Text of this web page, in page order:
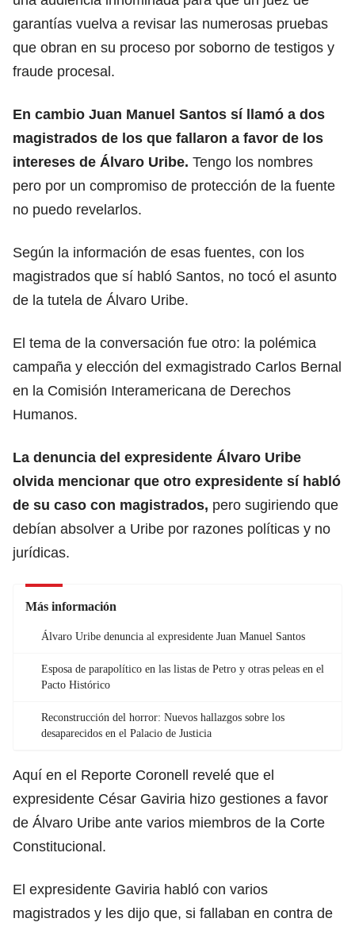
garantías vuelva a revisar las numerosas pruebas
que obran en su proceso por soborno de testigos y
fraude procesal.
En cambio Juan Manuel Santos sí llamó a dos
magistrados de los que fallaron a favor de los
intereses de Álvaro Uribe. Tengo los nombres
pero por un compromiso de protección de la fuente
no puedo revelarlos.
Según la información de esas fuentes, con los
magistrados que sí habló Santos, no tocó el asunto
de la tutela de Álvaro Uribe.
El tema de la conversación fue otro: la polémica
campaña y elección del exmagistrado Carlos Bernal
en la Comisión Interamericana de Derechos
Humanos.
La denuncia del expresidente Álvaro Uribe
olvida mencionar que otro expresidente sí habló
de su caso con magistrados, pero sugiriendo que
debían absolver a Uribe por razones políticas y no
jurídicas.
Más información
Álvaro Uribe denuncia al expresidente Juan Manuel Santos
Esposa de parapolítico en las listas de Petro y otras peleas en el
Pacto Histórico
Reconstrucción del horror: Nuevos hallazgos sobre los
desaparecidos en el Palacio de Justicia
Aquí en el Reporte Coronell revelé que el
expresidente César Gaviria hizo gestiones a favor
de Álvaro Uribe ante varios miembros de la Corte
Constitucional.
El expresidente Gaviria habló con varios
magistrados y les dijo que, si fallaban en contra de